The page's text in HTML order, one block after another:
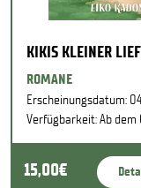
KIKIS KLEINER
ROMANE
Erscheinungsdatum:
Verfügbarkeit: Ab dem
15,00€